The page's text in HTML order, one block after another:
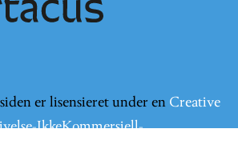
er lisensieret under en Creative
IkkeKommersiell-